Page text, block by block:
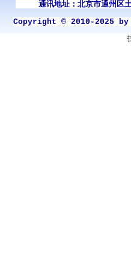
通讯地址：北京市通州区土
Copyright © 2010-2025